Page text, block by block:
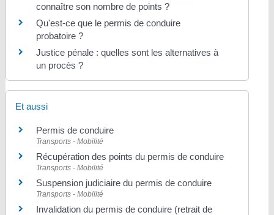
connaître son nombre de points ?
Qu'est-ce que le permis de conduire
probatoire ?
Justice pénale : quelles sont les alternatives à
un procès ?
Et aussi
Permis de conduire
Transports - Mobilité
Récupération des points du permis de conduire
Transports - Mobilité
Suspension judiciaire du permis de conduire
Transports - Mobilité
Invalidation du permis de conduire (retrait de